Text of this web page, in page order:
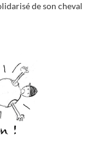
de son cheval